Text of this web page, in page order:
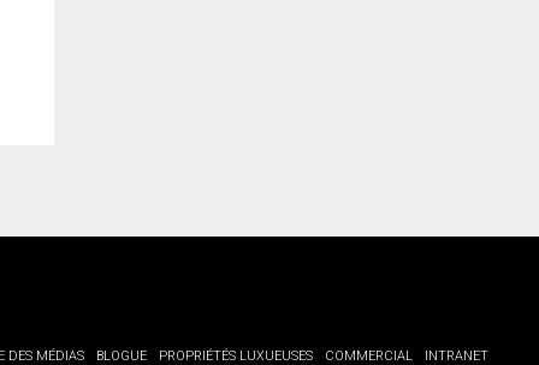
DES MÉDIAS BLOGUE PROPRIÉTÉS LUXUEUSES COMMERCIAL
INTRANET